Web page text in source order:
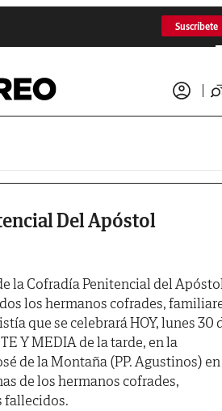
Suscríbete
Del Apóstol
la Cofradía Penitencial del
los hermanos cofrades,
que se celebrará HOY, lunes 30
Y MEDIA de la tarde, en la
de la Montaña (PP. Agustinos) en
de los hermanos cofrades,
fallecidos.